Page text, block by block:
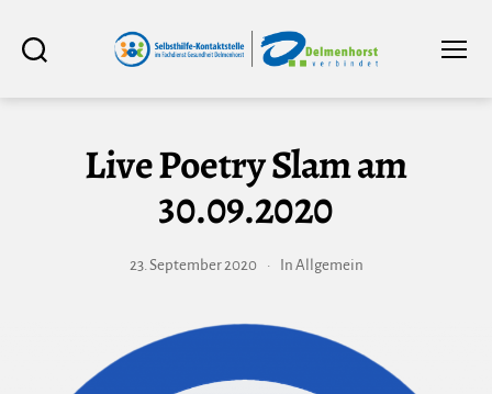
im
Live Poetry Slam am
30.09.2020
23. September 2020 In Allgemein